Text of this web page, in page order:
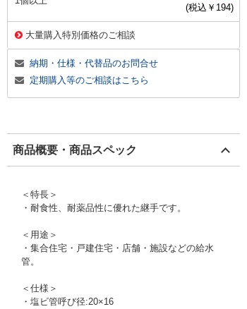
(税込￥ 194)
大量購入特別価格のご相談
納期・仕様・代替品のお問合せ
定期購入等のご相談はこちら
商品概要・商品スペック
＜特長＞
・耐食性、耐薬品性に優れた継手です。
＜用途＞
・集合住宅・戸建住宅・店舗・施設などの給水
管。
＜仕様＞
・塩ビ管呼び径:20×16